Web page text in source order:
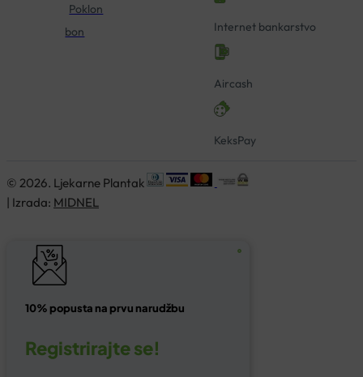
Poklon
bon
Internet bankarstvo
Aircash
KeksPay
© 2026. Ljekarne Plantak
| Izrada: MIDNEL
10% popusta na prvu narudžbu
Registrirajte se!